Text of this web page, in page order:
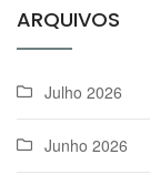
ARQUIVOS
Julho 2026
Junho 2026